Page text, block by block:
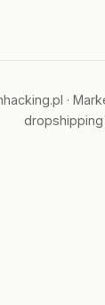
·
dropshipping